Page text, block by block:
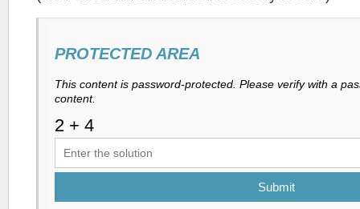
PROTECTED AREA
This content is password-protected. Please verify with a
content.
Submit